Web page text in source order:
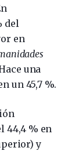
del
en
una
un 45,7 %.
44,4 % en
y